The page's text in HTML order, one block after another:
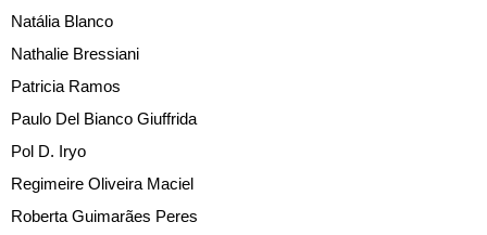
Natália Blanco
Nathalie Bressiani
Patricia Ramos
Paulo Del Bianco Giuffrida
Pol D. Iryo
Regimeire Oliveira Maciel
Roberta Guimarães Peres